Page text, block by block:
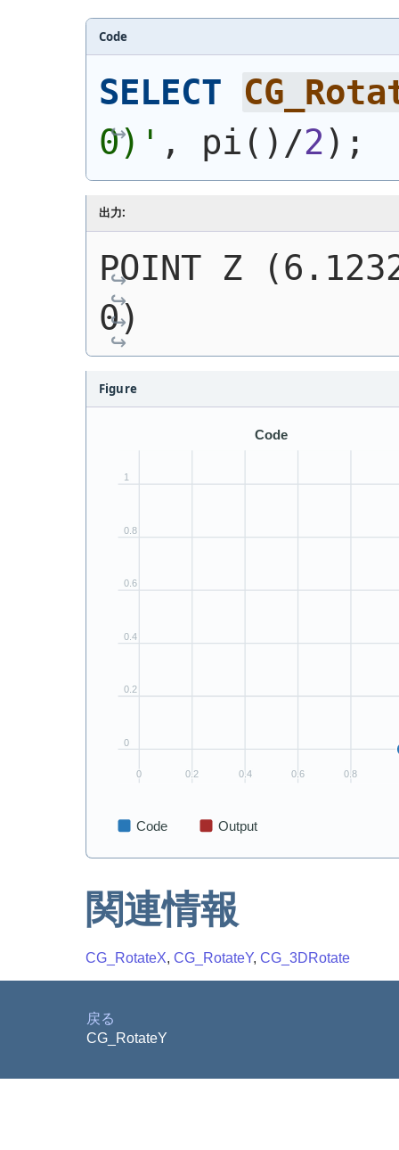
Code
SELECT
0) ' , pi ( ) /2) ;
出力:
POINT Z
0)
Figure
関連情報
CG_RotateX, CG_RotateY, CG_3DRotate
戻る
CG_RotateY